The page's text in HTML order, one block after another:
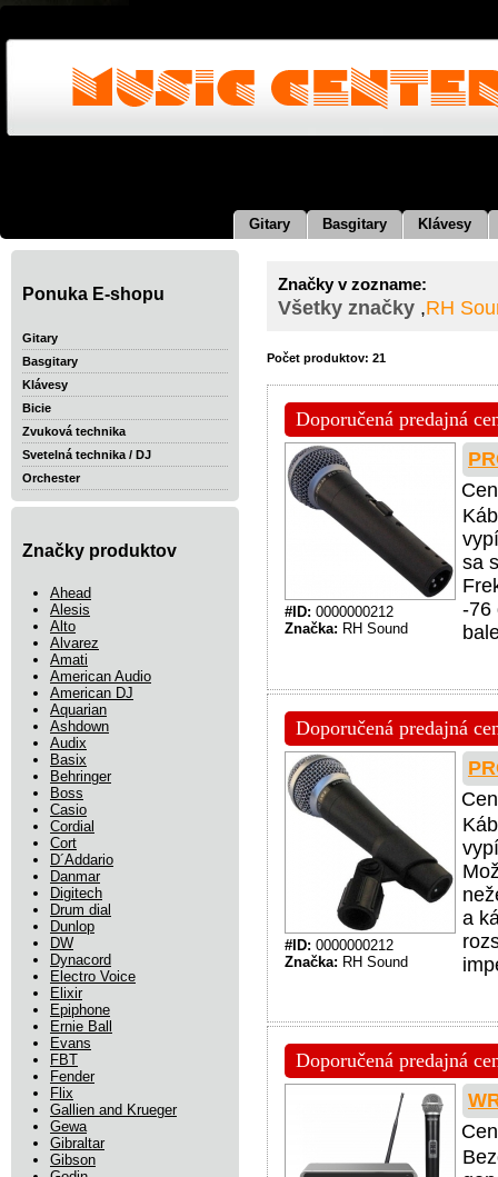
Gitary Basgitary Klávesy
Ponuka E-shopu
Gitary
Basgitary
Klávesy
Bicie
Zvuková technika
Svetelná technika / DJ
Orchester
Značky produktov
Ahead
Alesis
Alto
Alvarez
Amati
American Audio
American DJ
Aquarian
Ashdown
Audix
Basix
Behringer
Boss
Casio
Cordial
Cort
D´Addario
Danmar
Digitech
Drum dial
Dunlop
DW
Dynacord
Electro Voice
Elixir
Epiphone
Ernie Ball
Evans
FBT
Fender
Flix
Gallien and Krueger
Gewa
Gibraltar
Gibson
Značky v zozname:
Všetky značky ,RH
Počet produktov: 21
Doporučená predajná
#ID: 0000000212
Značka: RH Sound
sa
-76
Doporučená predajná
#ID: 0000000212
Značka: RH Sound
a
Doporučená predajná